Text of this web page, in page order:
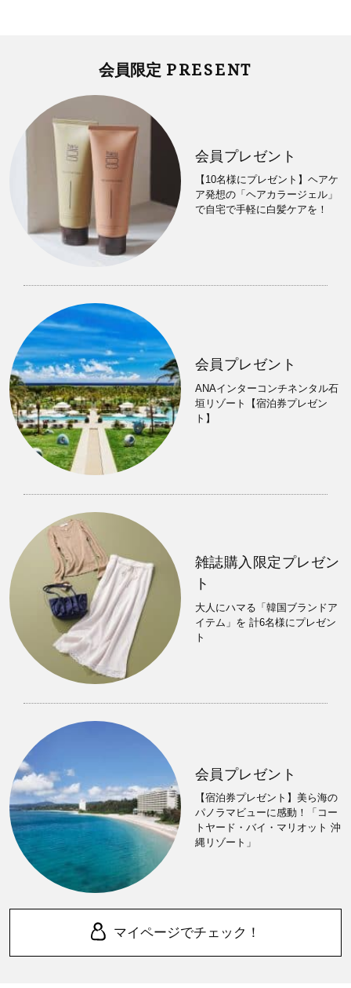
会員限定 PRESENT
会員プレゼント
【10名様にプレゼント】ヘアケ
ア発想の「ヘアカラージェル」
で自宅で手軽に白髪ケアを！
会員プレゼント
ANAインターコンチネンタル石
垣リゾート【宿泊券プレゼン
ト】
雑誌購入限定プレゼン
ト
大人にハマる「韓国ブランドア
イテム」を 計6名様にプレゼン
ト
会員プレゼント
【宿泊券プレゼント】美ら海の
パノラマビューに感動！「コー
トヤード・バイ・マリオット 沖
縄リゾート」
マイページでチェック！